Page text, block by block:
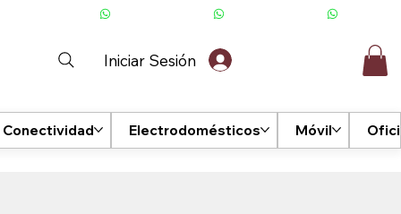
Iniciar Sesión
Conectividad Electrodomésticos Móvil